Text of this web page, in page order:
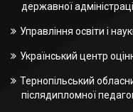
державної
Управління освіти і
Український центр
Тернопільський
післядипломної